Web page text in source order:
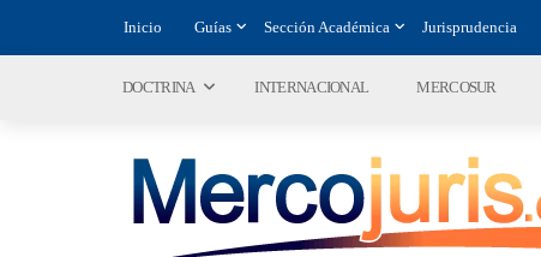
Inicio Guías Sección Académica Jurisprudencia
DOCTRINA INTERNACIONAL MERCOSUR